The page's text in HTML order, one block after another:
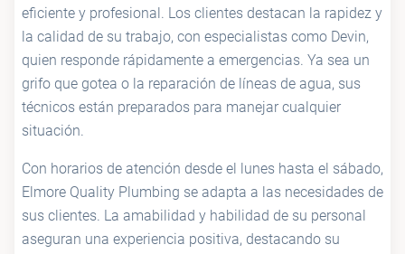
eficiente y profesional. Los clientes destacan la rapidez y
la calidad de su trabajo, con especialistas como Devin,
quien responde rápidamente a emergencias. Ya sea un
grifo que gotea o la reparación de líneas de agua, sus
técnicos están preparados para manejar cualquier
situación.
Con horarios de atención desde el lunes hasta el sábado,
Elmore Quality Plumbing se adapta a las necesidades de
sus clientes. La amabilidad y habilidad de su personal
aseguran una experiencia positiva, destacando su